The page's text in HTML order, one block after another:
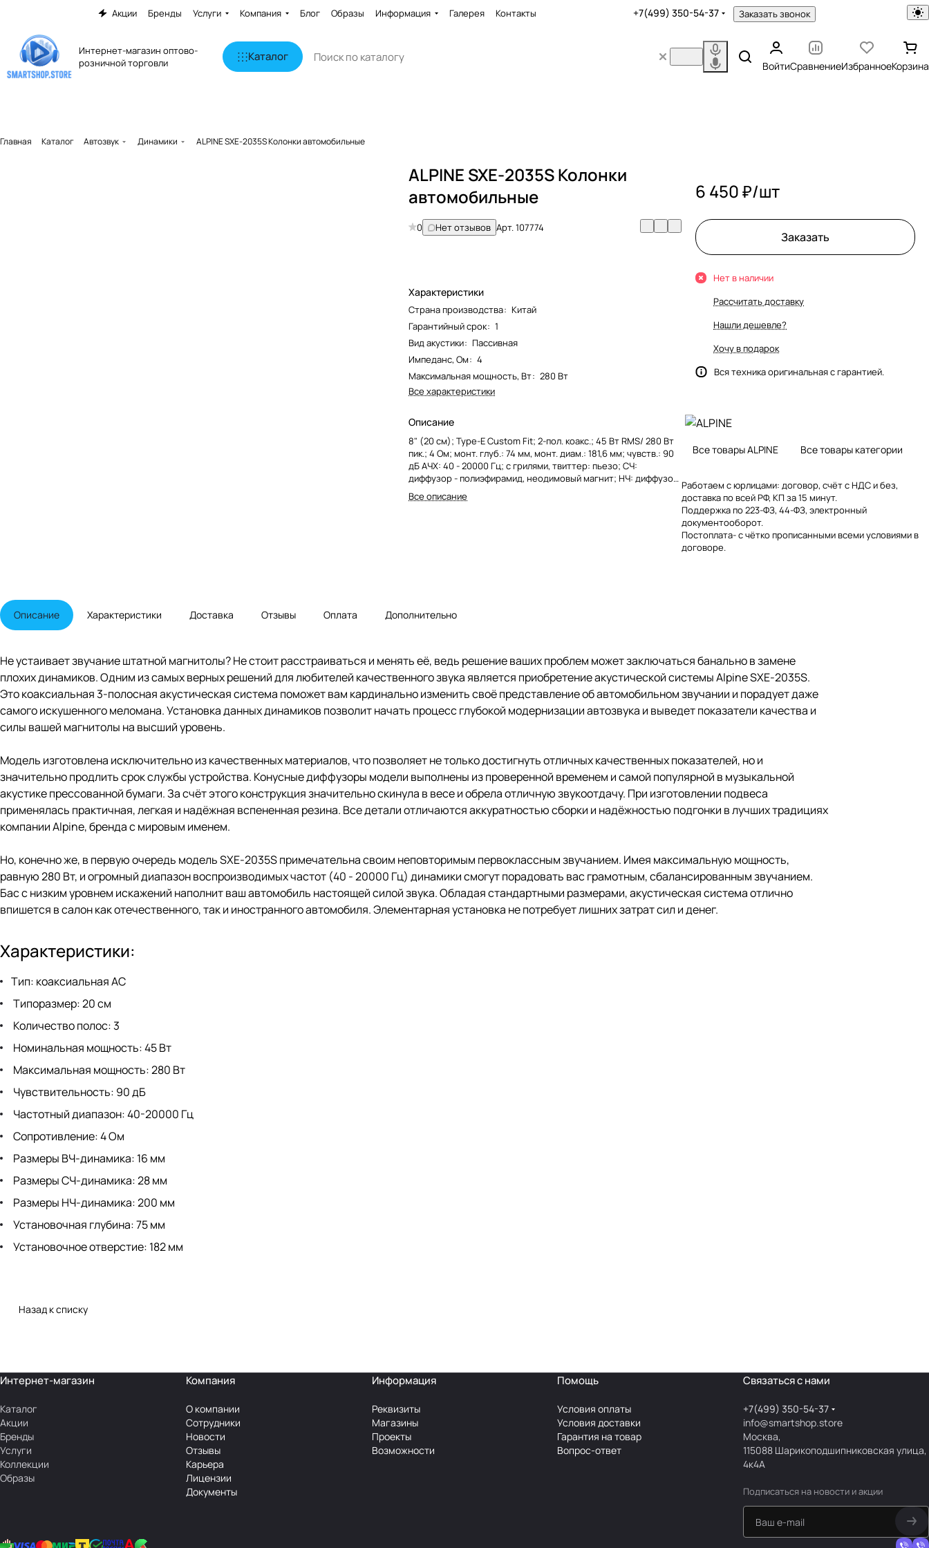
Акции Бренды Услуги Компания Блог Образы Информация Галерея Контакты +7(499) 350-54-37 Заказать звонок
Интернет-магазин оптово-
розничной торговли
Каталог
ВойтиСравнениеИзбранноеКорзина
Главная Каталог Автозвук Динамики ALPINE SXE-2035S Колонки автомобильные
ALPINE SXE-2035S Колонки
автомобильные
0 Нет отзывов Арт.107774
Характеристики
Страна производства: Китай
Гарантийный срок: 1
Вид акустики: Пассивная
Импеданс, Ом: 4
Максимальная мощность, Вт: 280 Вт
Все характеристики
Описание
8" (20 см); Type-E Custom Fit; 2-пол. коакс.; 45 Вт RMS/ 280 Вт
пик.; 4 Ом; монт. глуб.: 74 мм, монт. диам.: 181,6 мм; чувств.: 90
дБ АЧХ: 40 - 20000 Гц; с грилями, твиттер: пьезо; СЧ:
диффузор - полиэфирамид, неодимовый магнит; НЧ: диффузор
- прессованна
Все описание
6 450 ₽/шт
Заказать
Нет в наличии
Рассчитать доставку
Нашли дешевле?
Хочу в подарок
Вся техника оригинальная с гарантией.
Все товары ALPINE Все товары категории
Работаем с юрлицами: договор, счёт с НДС и без,
доставка по всей РФ, КП за 15 минут.
Поддержка по 223-ФЗ, 44-ФЗ, электронный
документооборот.
Постоплата- с чётко прописанными всеми условиями в
договоре.
Описание Характеристики Доставка Отзывы Оплата Дополнительно
Не устаивает звучание штатной магнитолы? Не стоит расстраиваться и менять её, ведь решение ваших проблем может заключаться банально в замене
плохих динамиков. Одним из самых верных решений для любителей качественного звука является приобретение акустической системы Alpine SXE-2035S.
Это коаксиальная 3-полосная акустическая система поможет вам кардинально изменить своё представление об автомобильном звучании и порадует даже
самого искушенного меломана. Установка данных динамиков позволит начать процесс глубокой модернизации автозвука и выведет показатели качества и
силы вашей магнитолы на высший уровень.
Модель изготовлена исключительно из качественных материалов, что позволяет не только достигнуть отличных качественных показателей, но и
значительно продлить срок службы устройства. Конусные диффузоры модели выполнены из проверенной временем и самой популярной в музыкальной
акустике прессованной бумаги. За счёт этого конструкция значительно скинула в весе и обрела отличную звукоотдачу. При изготовлении подвеса
применялась практичная, легкая и надёжная вспененная резина. Все детали отличаются аккуратностью сборки и надёжностью подгонки в лучших традициях
компании Alpine, бренда с мировым именем.
Но, конечно же, в первую очередь модель SXE-2035S примечательна своим неповторимым первоклассным звучанием. Имея максимальную мощность,
равную 280 Вт, и огромный диапазон воспроизводимых частот (40 - 20000 Гц) динамики смогут порадовать вас грамотным, сбалансированным звучанием.
Бас с низким уровнем искажений наполнит ваш автомобиль настоящей силой звука. Обладая стандартными размерами, акустическая система отлично
впишется в салон как отечественного, так и иностранного автомобиля. Элементарная установка не потребует лишних затрат сил и денег.
Характеристики:
Тип: коаксиальная АС
Типоразмер: 20 см
Количество полос: 3
Номинальная мощность: 45 Вт
Максимальная мощность: 280 Вт
Чувствительность: 90 дБ
Частотный диапазон: 40-20000 Гц
Сопротивление: 4 Ом
Размеры ВЧ-динамика: 16 мм
Размеры СЧ-динамика: 28 мм
Размеры НЧ-динамика: 200 мм
Установочная глубина: 75 мм
Установочное отверстие: 182 мм
Назад к списку
Интернет-магазин
Каталог
Акции
Бренды
Услуги
Коллекции
Образы
Компания
О компании
Сотрудники
Новости
Отзывы
Карьера
Лицензии
Документы
Информация
Реквизиты
Магазины
Проекты
Возможности
Помощь
Условия оплаты
Условия доставки
Гарантия на товар
Вопрос-ответ
Связаться с нами
+7(499) 350-54-37
info@smartshop.store
Москва,
115088 Шарикоподшипниковская улица,
4к4А
Подписаться на новости и акции